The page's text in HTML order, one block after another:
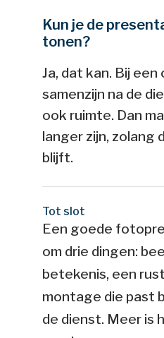
Kun je de
tonen?
Ja, dat kan. Bij
samenzijn na de
ook ruimte. Dan
langer zijn, zolang
blijft.
Tot slot
Een goede
om drie dingen:
betekenis, een
montage die past
de dienst. Meer is